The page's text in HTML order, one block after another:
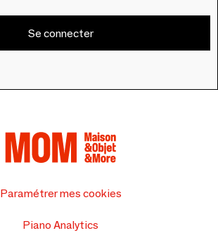
Se connecter
Paramétrer mes cookies
Piano Analytics